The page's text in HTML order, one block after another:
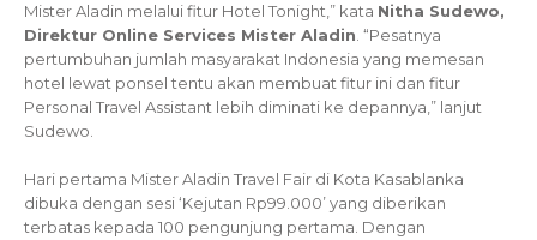
Mister Aladin melalui fitur Hotel Tonight,” kata Nitha Sudewo,
Direktur Online Services Mister Aladin . “Pesatnya
pertumbuhan jumlah masyarakat Indonesia yang memesan
hotel lewat ponsel tentu akan membuat fitur ini dan fitur
Personal Travel Assistant lebih diminati ke depannya,” lanjut
Sudewo.
Hari pertama Mister Aladin Travel Fair di Kota Kasablanka
dibuka dengan sesi ‘Kejutan Rp99.000’ yang diberikan
terbatas kepada 100 pengunjung pertama. Dengan